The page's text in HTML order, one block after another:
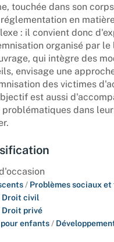
touchée dans son
réglementation en
: il convient donc
organisé par le
qui intègre des
envisage une
des victimes
est aussi
dans
/ Problèmes sociaux
Droit civil
Droit privé
enfants /